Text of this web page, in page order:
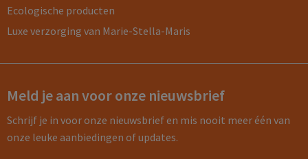
Ecologische producten
Luxe verzorging van Marie-Stella-Maris
Meld je aan voor onze nieuwsbrief
Schrijf je in voor onze nieuwsbrief en mis nooit meer één van
onze leuke aanbiedingen of updates.